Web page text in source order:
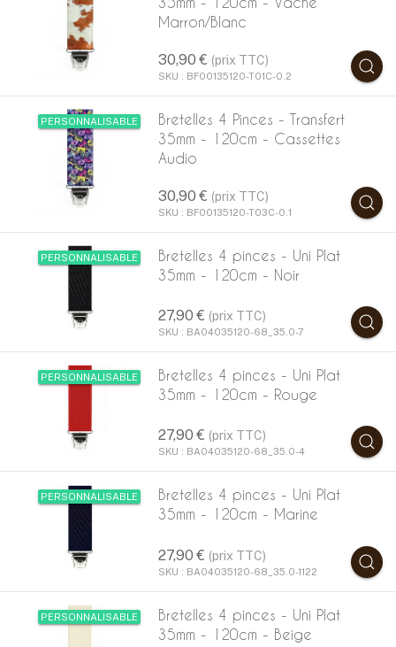
Marron/Blanc
30,90 € (prix TTC)
SKU : BF00135120-T01C-0.2
PERSONNALISABLE
Bretelles 4 Pinces - Transfert
35mm - 120cm - Cassettes
Audio
30,90 € (prix TTC)
SKU : BF00135120-T03C-0.1
PERSONNALISABLE
Bretelles 4 pinces - Uni Plat
35mm - 120cm - Noir
27,90 € (prix TTC)
SKU : BA04035120-68_35.0-7
PERSONNALISABLE
Bretelles 4 pinces - Uni Plat
35mm - 120cm - Rouge
27,90 € (prix TTC)
SKU : BA04035120-68_35.0-4
PERSONNALISABLE
Bretelles 4 pinces - Uni Plat
35mm - 120cm - Marine
27,90 € (prix TTC)
SKU : BA04035120-68_35.0-1122
PERSONNALISABLE
Bretelles 4 pinces - Uni Plat
35mm - 120cm - Beige